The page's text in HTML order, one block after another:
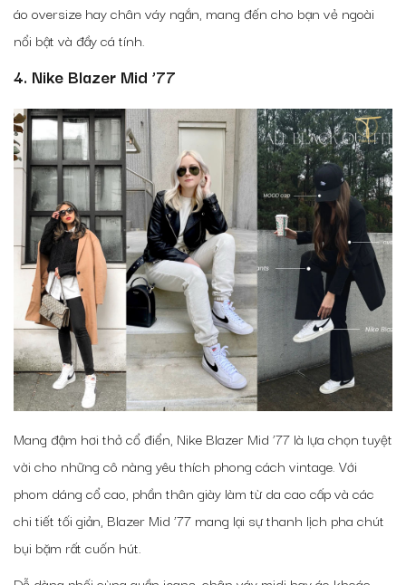
áo oversize hay chân váy ngắn, mang đến cho bạn vẻ ngoài
nổi bật và đầy cá tính.
4. Nike Blazer Mid ’77
Mang đậm hơi thở cổ điển, Nike Blazer Mid ’77 là lựa chọn tuyệt
vời cho những cô nàng yêu thích phong cách vintage. Với
phom dáng cổ cao, phần thân giày làm từ da cao cấp và các
chi tiết tối giản, Blazer Mid ’77 mang lại sự thanh lịch pha chút
bụi bặm rất cuốn hút.